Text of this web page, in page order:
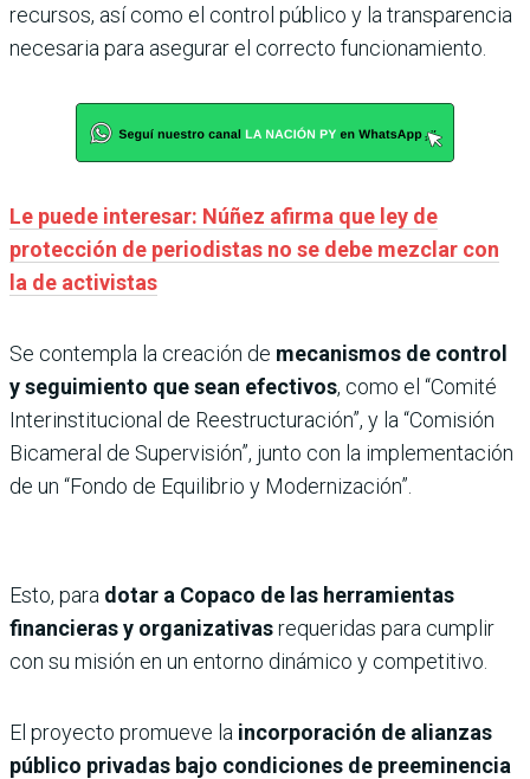
recursos, así como el control público y la transparencia
necesaria para asegurar el correcto funcionamiento.
Le puede interesar: Núñez afirma que ley de
protección de periodistas no se debe mezclar con
la de activistas
Se contempla la creación de mecanismos de control
y seguimiento que sean efectivos, como el “Comité
Interinstitucional de Reestructuración”, y la “Comisión
Bicameral de Supervisión”, junto con la implementación
de un “Fondo de Equilibrio y Modernización”.
Esto, para dotar a Copaco de las herramientas
financieras y organizativasrequeridas para cumplir
con su misión en un entorno dinámico y competitivo.
El proyecto promueve la incorporación de alianzas
público privadas bajo condiciones de preeminencia